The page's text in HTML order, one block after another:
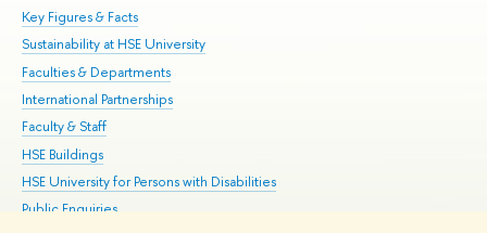
Key Figures & Facts
Sustainability at HSE University
Faculties & Departments
International Partnerships
Faculty & Staff
HSE Buildings
HSE University for Persons with Disabilities
Public Enquiries